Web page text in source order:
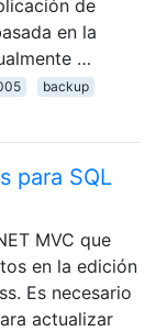
de
en la
…
backup
para SQL
MVC que
en la edición
Es necesario
actualizar